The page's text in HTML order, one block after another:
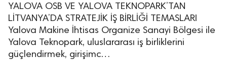
YALOVA OSB VE YALOVA TEKNOPARK’TAN
LİTVANYA’DA STRATEJİK İŞ BİRLİĞİ TEMASLARI
Yalova Makine İhtisas Organize Sanayi Bölgesi ile
Yalova Teknopark, uluslararası iş birliklerini
güçlendirmek, girişimc…